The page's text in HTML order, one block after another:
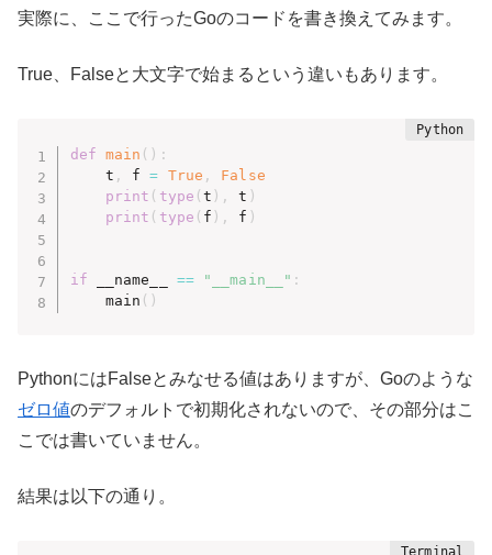
実際に、ここで行ったGoのコードを書き換えてみます。
True、Falseと大文字で始まるという違いもあります。
def main ( ) :
    t
, f = True ,
False
print ( type (t ) , t )
print ( type ( f ) , f )
if __name__ == "__main__" :
    main
( )
PythonにはFalseとみなせる値はありますが、Goのような
ゼロ値のデフォルトで初期化されないので、その部分はこ
こでは書いていません。
結果は以下の通り。